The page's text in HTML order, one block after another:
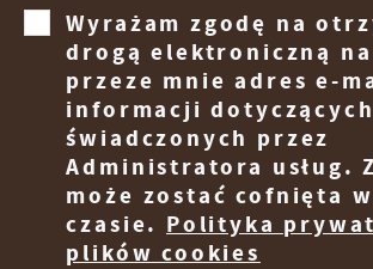
Wyrażam zgodę na
drogą elektroniczną
przeze mnie adres e-
informacji dotyczących
świadczonych przez
Administratora usług.
może zostać cofnięta
czasie. Polityka
plików cookies
prezentujących nasze treści w
wiadomości, ofert, komunikatów
społecznościowych.